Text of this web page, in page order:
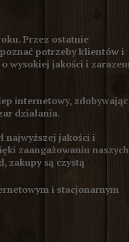
Przez ostatnie
potrzeby klientów i
wysokiej jakości i
internetowy, zdobywając
działania.
najwyższej jakości i
zaangażowaniu naszych
zakupy są czystą
i stacjonarnym